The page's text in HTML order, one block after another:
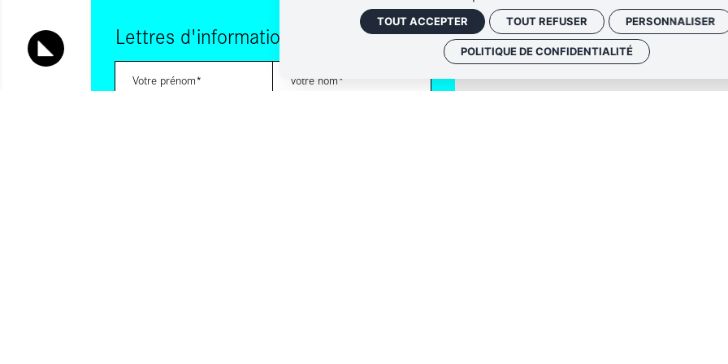
Lettres d'information
TOUT ACCEPTER TOUT REFUSER PERSONNALISER
POLITIQUE DE CONFIDENTIALITÉ